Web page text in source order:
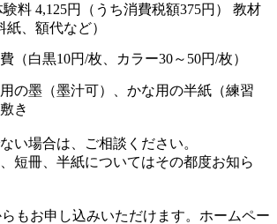
験料 4,125円（うち消費税額375円） 教材
紙、額代など）
（白黒10円/枚、カラー30～50円/枚）
の墨（墨汁可）、かな用の半紙（練習
き
い場合は、ご相談ください。
短冊、半紙についてはその都度お知ら
もお申し込みいただけます。ホームペー